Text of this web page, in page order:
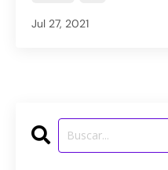
Jul 27, 2021